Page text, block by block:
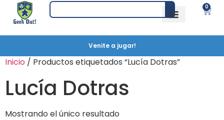
0
Venite a jugar!
Inicio / Productos etiquetados “Lucía Dotras”
Lucía Dotras
Mostrando el único resultado